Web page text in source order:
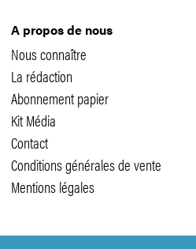
A propos de nous
Nous connaître
La rédaction
Abonnement papier
Kit Média
Contact
Conditions générales de vente
Mentions légales